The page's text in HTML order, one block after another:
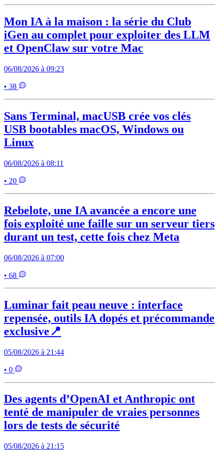
Mon IA à la maison : la série du Club
iGen au complet pour exploiter des LLM
et OpenClaw sur votre Mac
06/08/2026 à 09:23
• 38
Sans Terminal, macUSB crée vos clés
USB bootables macOS, Windows ou
Linux
06/08/2026 à 08:11
• 20
Rebelote, une IA avancée a encore une
fois exploité une faille sur un serveur tiers
durant un test, cette fois chez Meta
06/08/2026 à 07:00
• 68
Luminar fait peau neuve : interface
repensée, outils IA dopés et précommande
exclusive📍
05/08/2026 à 21:44
• 0
Des agents d’OpenAI et Anthropic ont
tenté de manipuler de vraies personnes
lors de tests de sécurité
05/08/2026 à 21:15